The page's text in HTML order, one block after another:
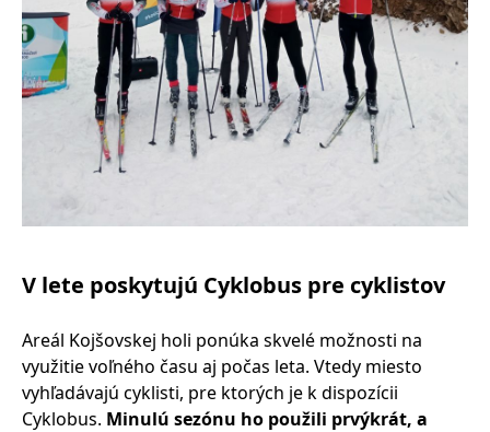
V lete poskytujú Cyklobus pre cyklistov
Areál Kojšovskej holi ponúka skvelé možnosti na
využitie voľného času aj počas leta. Vtedy miesto
vyhľadávajú cyklisti, pre ktorých je k dispozícii
Cyklobus. Minulú sezónu ho použili prvýkrát, a